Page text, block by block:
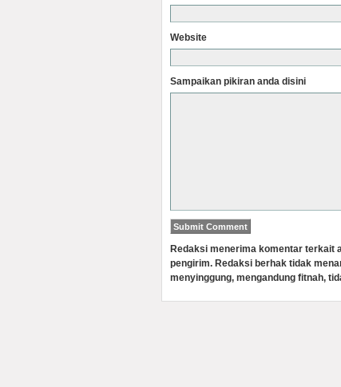
Website
Sampaikan pikiran anda disini
Redaksi menerima komentar terkait
pengirim. Redaksi berhak tidak
menyinggung, mengandung fitnah,